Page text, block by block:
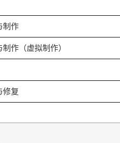
制作
作（虚拟制作）
修复